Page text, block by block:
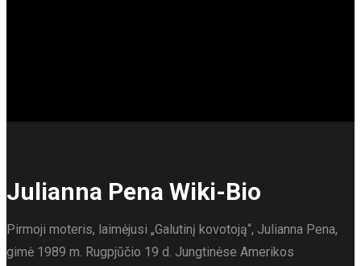
Julianna Pena Wiki-Bio
Pirmoji moteris, laimėjusi „Galutinį kovotoją“, Julianna Pena,
gimė 1989 m. Rugpjūčio 19 d. Jungtinėse Amerikos